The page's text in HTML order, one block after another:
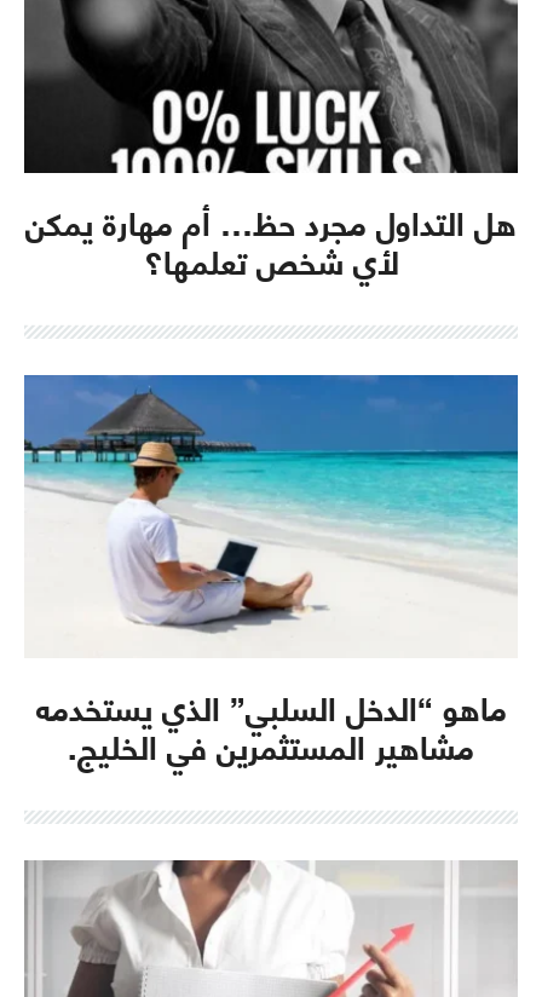
هل التداول مجرد حظ… أم مهارة يمكن
لأي شخص تعلمها؟
ماهو “الدخل السلبي” الذي يستخدمه
مشاهير المستثمرين في الخليج.